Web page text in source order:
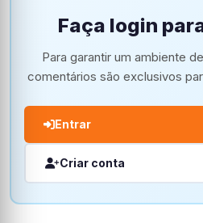
Faça login
Para garantir um ambiente
comentários são exclusivos
Entrar
Criar conta